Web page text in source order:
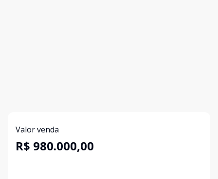
Valor venda
R$ 980.000,00